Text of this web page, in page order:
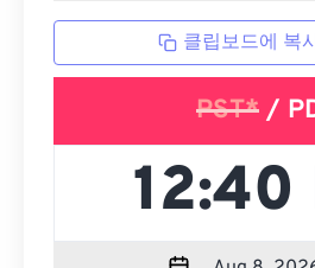
클립보드에 복
PST*/